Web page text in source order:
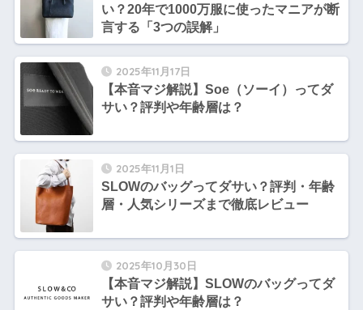
い？20年で1000万服に使ったマニアが断
言する「3つの誤解」
2025年11月17日
【本音マジ解説】Soe（ソーイ）ってダ
サい？評判や年齢層は？
2025年11月1日
SLOWのバッグってダサい？評判・年齢
層・人気シリーズまで徹底レビュー
2025年10月30日
【本音マジ解説】SLOWのバッグってダ
サい？評判や年齢層は？